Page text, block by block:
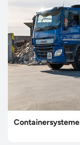
Containersysteme